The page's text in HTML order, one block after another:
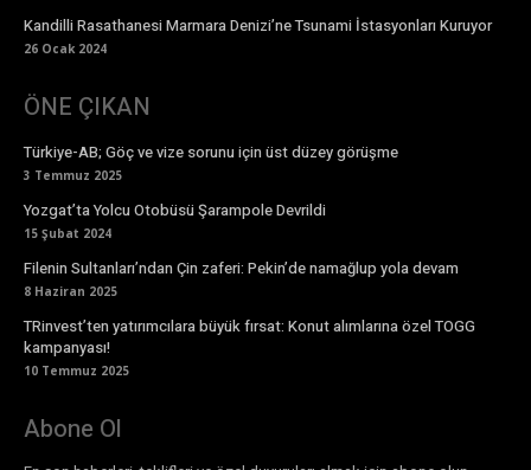
Kandilli Rasathanesi Marmara Denizi’ne Tsunami İstasyonları Kuruyor
26 Ocak 2024
ÖNE ÇIKAN
Türkiye-AB; Göç ve vize sorunu için üst düzey görüşme
3 Temmuz 2025
Yozgat’ta Yolcu Otobüsü Şarampole Devrildi
15 Şubat 2024
Filenin Sultanları’ndan Çin zaferi: Pekin’de namağlup yola devam
8 Haziran 2025
TRinvest’ten yatırımcılara büyük fırsat: Konut alımlarına özel TOGG
kampanyası!
10 Temmuz 2025
Abone Ol